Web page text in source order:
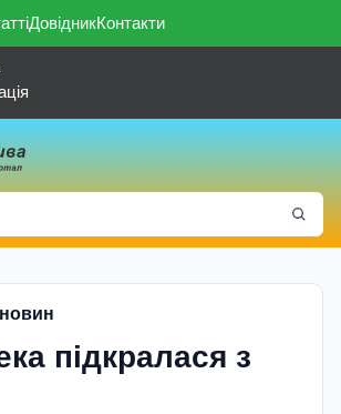
ДовідникКонтакти
пiдкралася з